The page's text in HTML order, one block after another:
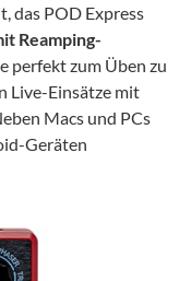
das POD Express
Reamping-
perfekt zum Üben zu
Live-Einsätze mit
Macs und PCs
Geräten